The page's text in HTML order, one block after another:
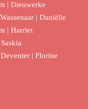
| Dieuwerke
| Daniëlle
| Harriet
| Florine